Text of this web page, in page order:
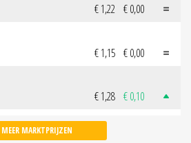
€ 1,22 € 0,00
€ 1,15 € 0,00
€ 1,28 € 0,10
MEER MARKTPRIJZEN